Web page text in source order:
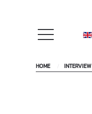
HOME INTERVIEW